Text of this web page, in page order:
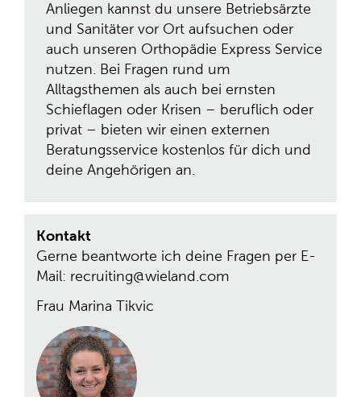
Anliegen kannst du unsere Betriebsärzte
und Sanitäter vor Ort aufsuchen oder
auch unseren Orthopädie Express Service
nutzen. Bei Fragen rund um
Alltagsthemen als auch bei ernsten
Schieflagen oder Krisen – beruflich oder
privat – bieten wir einen externen
Beratungsservice kostenlos für dich und
deine Angehörigen an.
Kontakt
Gerne beantworte ich deine Fragen per E-
Mail: recruiting@wieland.com
Frau Marina Tikvic